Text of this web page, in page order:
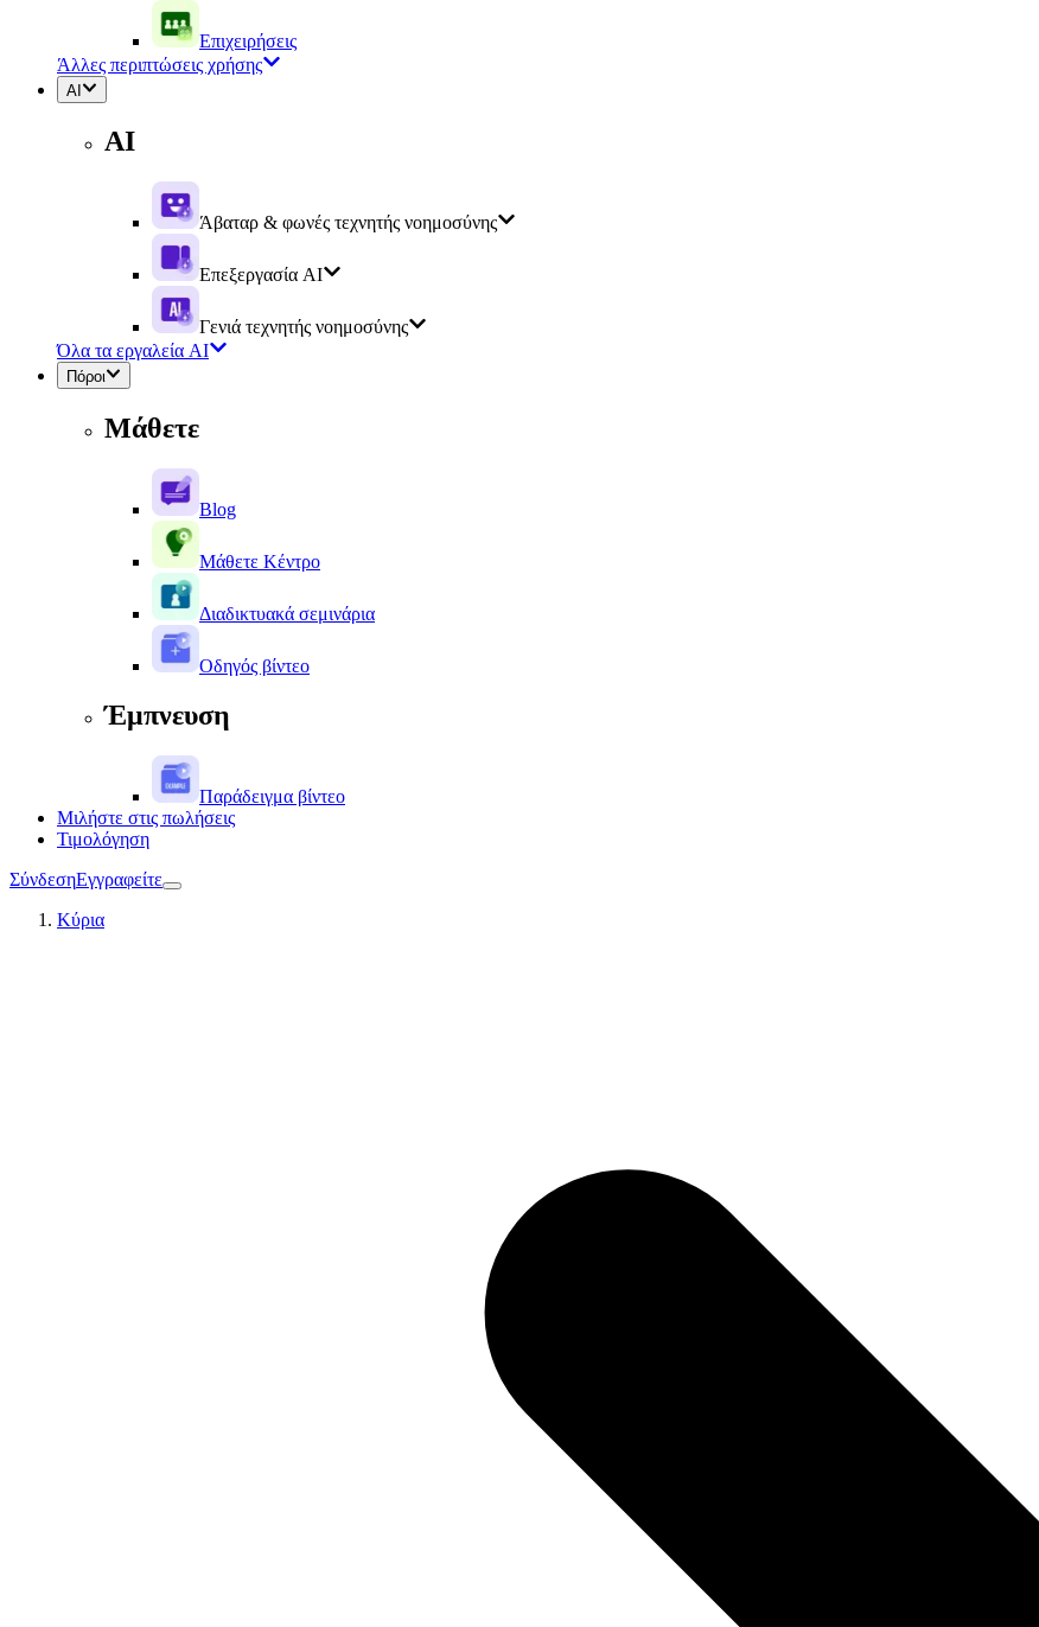
Επιχειρήσεις
Άλλες περιπτώσεις χρήσης
AI
AI
Άβαταρ & φωνές τεχνητής νοημοσύνης
Επεξεργασία AI
Γενιά τεχνητής νοημοσύνης
Όλα τα εργαλεία AI
Πόροι
Μάθετε
Blog
Μάθετε Κέντρο
Διαδικτυακά σεμινάρια
Οδηγός βίντεο
Έμπνευση
Παράδειγμα βίντεο
Μιλήστε στις πωλήσεις
Τιμολόγηση
ΣύνδεσηΕγγραφείτε
Κύρια